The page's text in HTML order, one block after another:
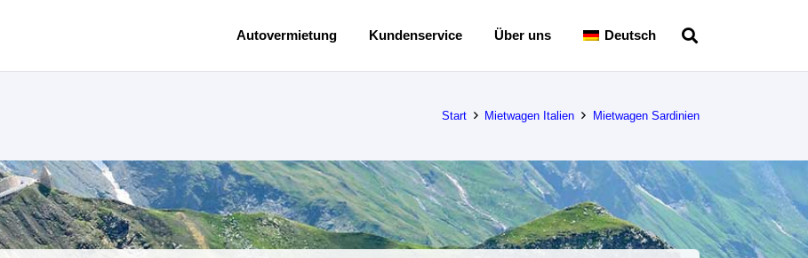
Autovermietung Kundenservice Über uns Deutsch
Start Mietwagen Italien Mietwagen Sardinien